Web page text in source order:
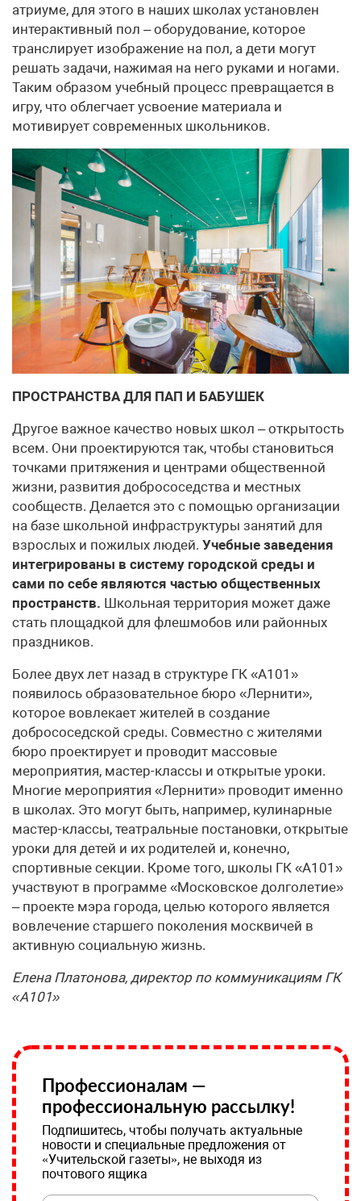
атриуме, для этого в наших школах установлен
интерактивный пол – оборудование, которое
транслирует изображение на пол, а дети могут
решать задачи, нажимая на него руками и ногами.
Таким образом учебный процесс превращается в
игру, что облегчает усвоение материала и
мотивирует современных школьников.
ПРОСТРАНСТВА ДЛЯ ПАП И БАБУШЕК
Другое важное качество новых школ – открытость
всем. Они проектируются так, чтобы становиться
точками притяжения и центрами общественной
жизни, развития добрососедства и местных
сообществ. Делается это с помощью организации
на базе школьной инфраструктуры занятий для
взрослых и пожилых людей. Учебные заведения
интегрированы в систему городской среды и
сами по себе являются частью общественных
пространств. Школьная территория может даже
стать площадкой для флешмобов или районных
праздников.
Более двух лет назад в структуре ГК «А101»
появилось образовательное бюро «Лернити»,
которое вовлекает жителей в создание
добрососедской среды. Совместно с жителями
бюро проектирует и проводит массовые
мероприятия, мастер-классы и открытые уроки.
Многие мероприятия «Лернити» проводит именно
в школах. Это могут быть, например, кулинарные
мастер-классы, театральные постановки, открытые
уроки для детей и их родителей и, конечно,
спортивные секции. Кроме того, школы ГК «А101»
участвуют в программе «Московское долголетие»
– проекте мэра города, целью которого является
вовлечение старшего поколения москвичей в
активную социальную жизнь.
Елена Платонова, директор по коммуникациям ГК
«А101»
Профессионалам —
профессиональную рассылку!
Подпишитесь, чтобы получать актуальные
новости и специальные предложения от
«Учительской газеты», не выходя из
почтового ящика